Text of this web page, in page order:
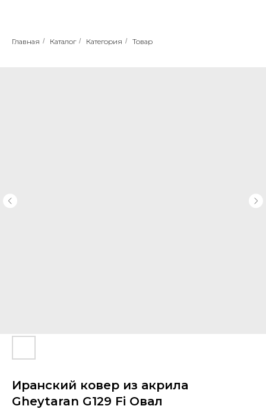
Главная / Каталог / Категория / Товар
Иранский ковер из акрила
Gheytaran G129 Fi Овал